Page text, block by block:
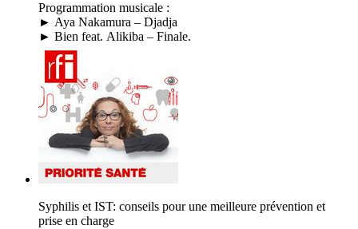
Programmation musicale :
► Aya Nakamura – Djadja
► Bien feat. Alikiba – Finale.
Syphilis et IST: conseils pour une meilleure prévention et
prise en charge